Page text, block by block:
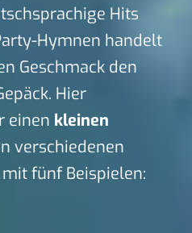
Hits
Hymnen handelt
Geschmack den
Hier
einen kleinen
verschiedenen
fünf Beispielen: